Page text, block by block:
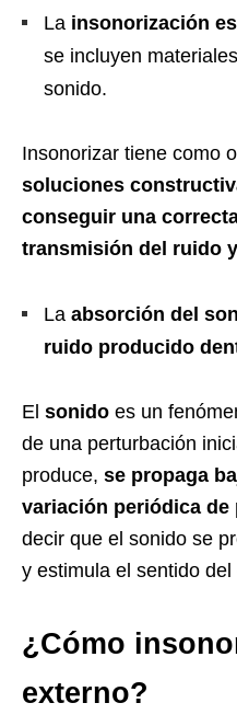
La insonorización
se incluyen
sonido.
Insonorizar tiene como
soluciones
conseguir una
transmisión del ruido
La absorción del
ruido producido
El sonido es un
de una perturbación
produce, se propaga
variación periódica de
decir que el sonido se
y estimula el sentido del
¿Cómo
externo?